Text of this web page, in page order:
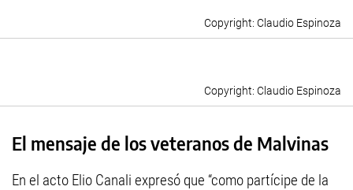
Claudio Espinoza
Claudio Espinoza
El mensaje de los veteranos de Malvinas
En el acto Elio Canali expresó que “como partícipe de la